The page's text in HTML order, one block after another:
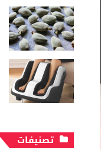
تصنيفات